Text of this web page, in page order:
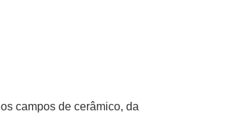
campos de cerâmico, da